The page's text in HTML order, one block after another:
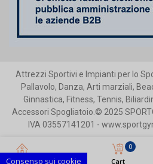
Home
0
Cart
Attrezzi Sportivi e Impianti per lo
Pallavolo, Danza, Arti marziali,
Ginnastica, Fitness, Tennis,
Accessori Spogliatoio.© 2025
IVA 03557141201 -
Consenso sui cookie